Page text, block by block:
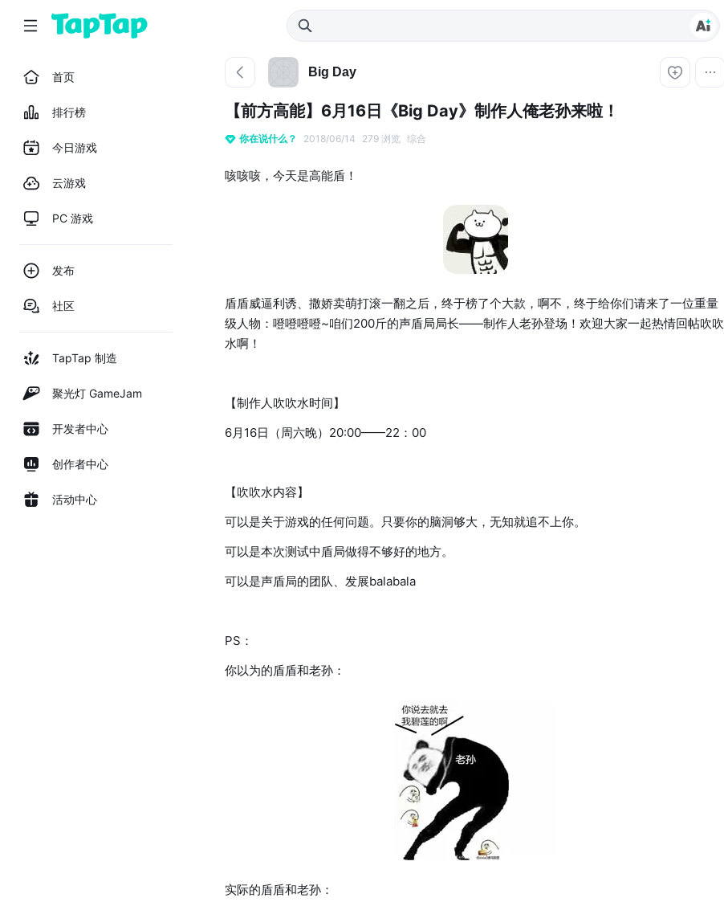
首页
排行榜
今日游戏
云游戏
PC 游戏
发布
社区
TapTap 制造
聚光灯 GameJam
开发者中心
创作者中心
活动中心
Big Day
【前方高能】6月16日《Big Day》制作人俺老孙来啦！
你在说什么？ 2018/06/14 279 浏览 综合
咳咳咳，今天是高能盾！
盾盾威逼利诱、撒娇卖萌打滚一翻之后，终于榜了个大款，啊不，终于给你们请来了一位重量
级人物：噔噔噔噔~咱们200斤的声盾局局长——制作人老孙登场！欢迎大家一起热情回帖吹吹
水啊！
【制作人吹吹水时间】
6月16日（周六晚）20:00——22：00
【吹吹水内容】
可以是关于游戏的任何问题。只要你的脑洞够大，无知就追不上你。
可以是本次测试中盾局做得不够好的地方。
可以是声盾局的团队、发展balabala
PS：
你以为的盾盾和老孙：
实际的盾盾和老孙：